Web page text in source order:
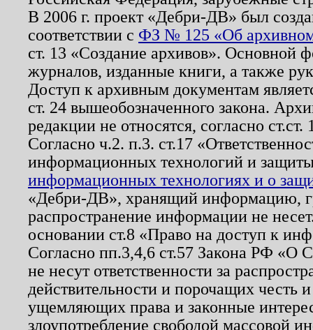
В 2006 г. проект «Дебри-ДВ» был
соответствии с ФЗ № 125 «Об
ст. 13 «Создание архивов». Основной
журналов, изданные книги, а также
Доступ к архивным документам
ст. 24 вышеобозначенного закона.
редакции не относятся, согласно
Согласно ч.2. п.3. ст.17
информационных технологий и
информационных технологиях и о
«Дебри-ДВ», хранящий информацию,
распространение информации не
основании ст.8 «Право на доступ к
Согласно пп.3,4,6 ст.57 Закона РФ «О
не несут ответственности за
действительности и порочащих честь
ущемляющих права и законные
злоупотребление свободой массовой